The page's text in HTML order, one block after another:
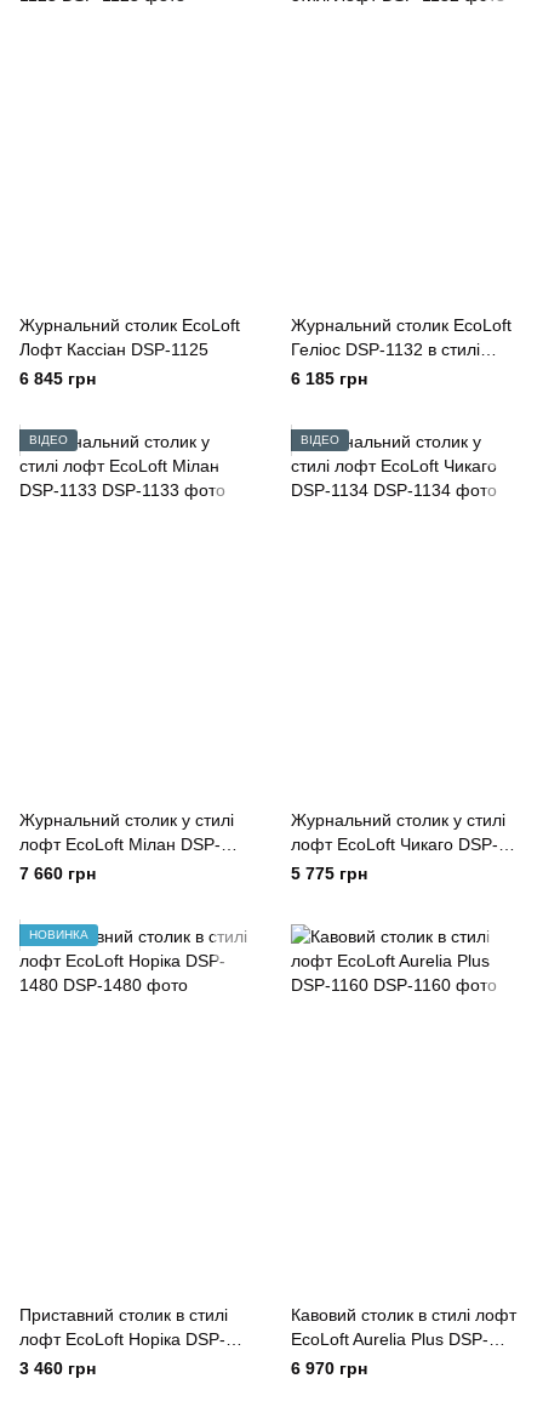
Журнальний столик EcoLoft
Лофт Кассіан DSP-1125
6 845 грн
Журнальний столик EcoLoft
Геліос DSP-1132 в стилі
Лофт
6 185 грн
ВІДЕО
Журнальний столик у стилі
лофт EcoLoft Мілан DSP-
1133
7 660 грн
ВІДЕО
Журнальний столик у стилі
лофт EcoLoft Чикаго DSP-
1134
5 775 грн
НОВИНКА
Приставний столик в стилі
лофт EcoLoft Норіка DSP-
1480
3 460 грн
Кавовий столик в стилі лофт
EcoLoft Aurelia Plus DSP-
1160
6 970 грн